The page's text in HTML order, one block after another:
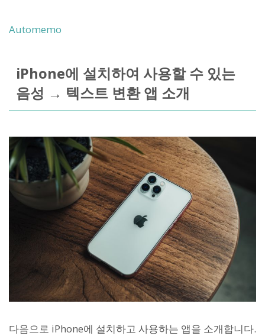
Automemo
iPhone에 설치하여 사용할 수 있는
음성 → 텍스트 변환 앱 소개
다음으로 iPhone에 설치하고 사용하는 앱을 소개합니다.